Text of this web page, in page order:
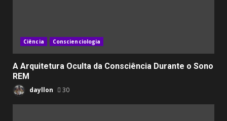
Ciência Conscienciologia
A Arquitetura Oculta da Consciência Durante o Sono
REM
dayllon 30